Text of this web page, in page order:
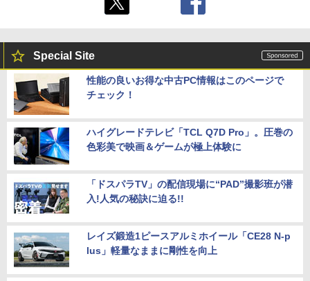
Special Site
性能の良いお得な中古PC情報はこのページで
チェック！
ハイグレードテレビ「TCL Q7D Pro」。圧巻の
色彩美で映画＆ゲームが極上体験に
「ドスパラTV」の配信現場に“PAD”撮影班が潜
入!人気の秘訣に迫る!!
レイズ鍛造1ピースアルミホイール「CE28 N-p
lus」軽量なままに剛性を向上